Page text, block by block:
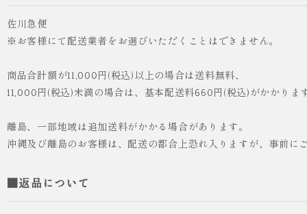
佐川急便
※お客様にて配送業者をお選びいただくことはできません。
商品合計額が11,000円(税込)以上の場合は送料無料、
11,000円(税込)未満の場合は、基本配送料660円(税込)がかかりま
離島、一部地域は追加送料がかかる場合があります。
沖縄及び離島のお客様は、配送の都合上恐れ入りますが、事前に
■返品について